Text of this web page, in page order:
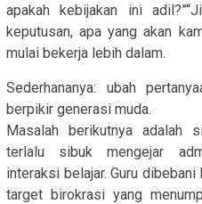
apakah kebijakan ini
keputusan, apa yang akan
mulai bekerja lebih dalam.
Sederhananya: ubah
berpikir generasi muda.
Masalah berikutnya adalah
terlalu sibuk mengejar
interaksi belajar. Guru
target birokrasi yang